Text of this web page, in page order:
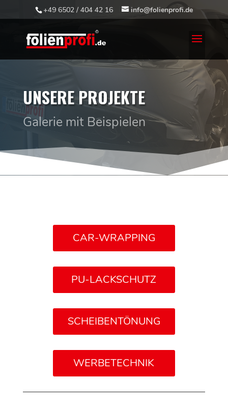
+49 6502 / 404 42 16 info@folienprofi.de
UNSERE PROJEKTE
Galerie mit Beispielen
CAR-WRAPPING
PU-LACKSCHUTZ
SCHEIBENTÖNUNG
WERBETECHNIK